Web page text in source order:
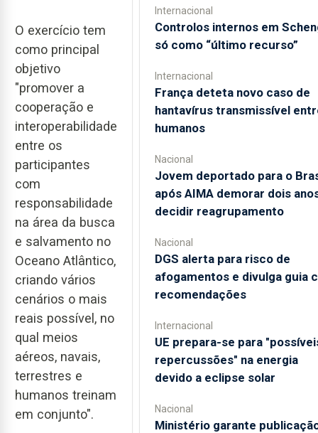
O exercício tem
como principal
objetivo
"promover a
cooperação e
interoperabilidade
entre os
participantes
com
responsabilidade
na área da busca
e salvamento no
Oceano Atlântico,
criando vários
cenários o mais
reais possível, no
qual meios
aéreos, navais,
terrestres e
humanos treinam
em conjunto".
Internacional
Controlos internos em
só como “último recurso”
Internacional
França deteta novo caso de
hantavírus transmissível
humanos
Nacional
Jovem deportado para o
após AIMA demorar dois
decidir reagrupamento
Nacional
DGS alerta para risco de
afogamentos e divulga guia
recomendações
Internacional
UE prepara-se para
repercussões" na energia
devido a eclipse solar
Nacional
Ministério garante